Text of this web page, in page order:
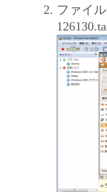
ファイ